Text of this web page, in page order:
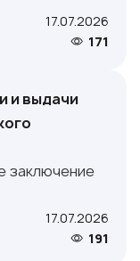
17.07.2026
171
и выдачи
заключение
17.07.2026
191